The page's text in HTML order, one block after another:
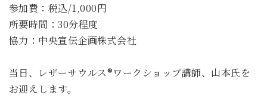
参加費：税込/1,000円
所要時間：30分程度
協力：中央宣伝企画株式会社
当日、レザーサウルス®︎ワークショップ講師、山本氏を
お迎えします。